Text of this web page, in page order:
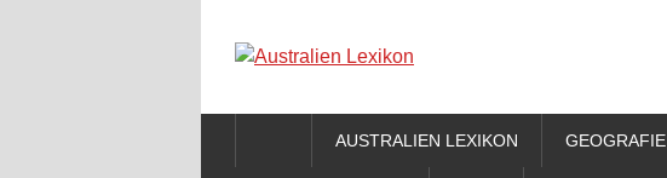
AUSTRALIEN LEXIKON GEOGRAFIE